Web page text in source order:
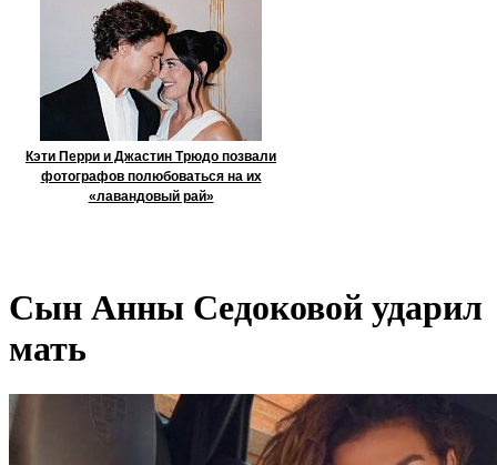
Кэти Перри и Джастин Трюдо позвали
фотографов полюбоваться на их
«лавандовый рай»
Сын Анны Седоковой ударил
мать